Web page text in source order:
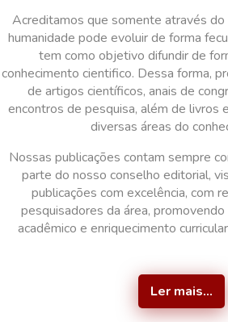
Acreditamos que somente através do
humanidade pode evoluir de forma
tem como objetivo difundir de
conhecimento cientifico. Dessa forma,
de artigos científicos, anais de
encontros de pesquisa, além de livros
diversas áreas do
Nossas publicações contam sempre
parte do nosso conselho editorial,
publicações com excelência, com
pesquisadores da área,
acadêmico e enriquecimento
Ler mais...